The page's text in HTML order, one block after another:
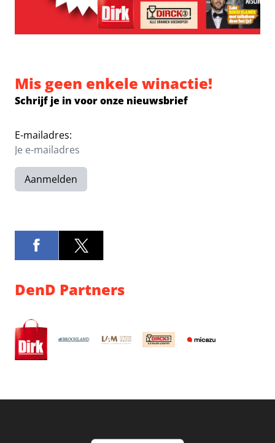
Mis geen enkele winactie!
Schrijf je in voor onze nieuwsbrief
E-mailadres:
Aanmelden
DenD Partners